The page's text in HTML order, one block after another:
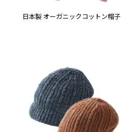
日本製 オーガニックコットン帽子